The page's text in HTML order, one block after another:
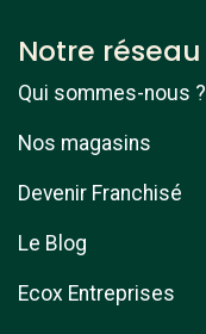
Notre réseau
Qui sommes-nous ?
Nos magasins
Devenir Franchisé
Le Blog
Ecox Entreprises